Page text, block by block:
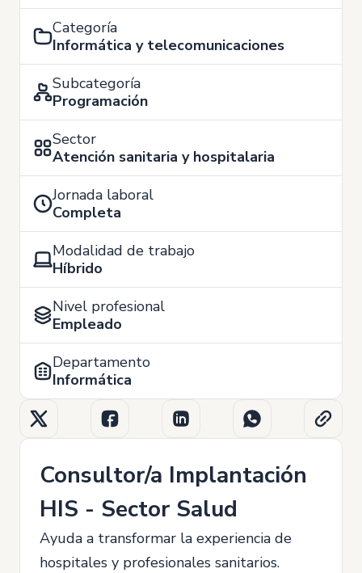
Categoría
Informática y telecomunicaciones
Subcategoría
Programación
Sector
Atención sanitaria y hospitalaria
Jornada laboral
Completa
Modalidad de trabajo
Híbrido
Nivel profesional
Empleado
Departamento
Informática
Consultor/a Implantación
HIS - Sector Salud
Ayuda a transformar la experiencia de
hospitales y profesionales sanitarios.